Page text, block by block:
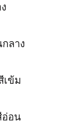
ลาง
เข้ม
อ่อน